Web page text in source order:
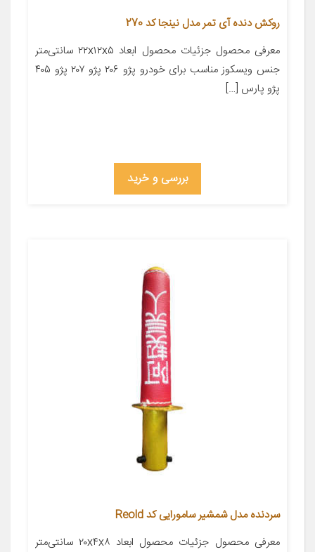
روکش دنده آی تمر مدل نینجا کد 270
معرفی محصول جزئیات محصول ابعاد ۲۲x۱۲x۵ سانتی‌متر
جنس ویسکوز مناسب برای خودرو پژو ۲۰۶ پژو ۲۰۷ پژو ۴۰۵
پژو پارس […]
بررسی و خرید
سردنده مدل شمشیر سامورایی کد Reold
معرفی محصول جزئیات محصول ابعاد ۲۰x۴x۸ سانتی‌متر